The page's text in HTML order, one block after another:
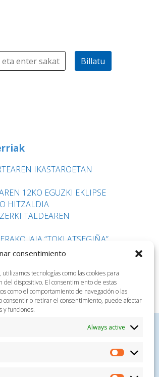
consentimiento
tecnologías como las cookies para
del dispositivo. El consentimiento de estas
como el comportamiento de navegación o las
consentir o retirar el consentimiento, puede afectar
y funciones.
Always active
Billatu
IKASTAROETAN
12KO EGUZKI EKLIPSE
HITZALDIA
TALDEAREN
JAIA “TOKI ATSEGIÑA”